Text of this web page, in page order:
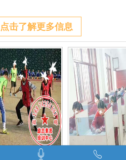
点击了解更多信息